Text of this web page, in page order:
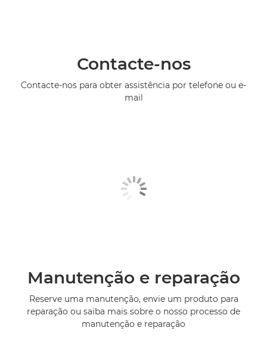
Contacte-nos
Contacte-nos para obter assistência por telefone ou e-
mail
Manutenção e reparação
Reserve uma manutenção, envie um produto para
reparação ou saiba mais sobre o nosso processo de
manutenção e reparação